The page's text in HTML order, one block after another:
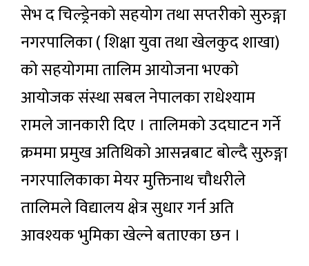
सेभ द चिल्ड्रेनको सहयोग तथा सप्तरीको सुरुङ्गा
नगरपालिका ( शिक्षा युवा तथा खेलकुद शाखा)
को सहयोगमा तालिम आयोजना भएको
आयोजक संस्था सबल नेपालका राधेश्याम
रामले जानकारी दिए । तालिमको उदघाटन गर्ने
क्रममा प्रमुख अतिथिको आसन्नबाट बोल्दै सुरुङ्गा
नगरपालिकाका मेयर मुक्तिनाथ चौधरीले
तालिमले विद्यालय क्षेत्र सुधार गर्न अति
आवश्यक भुमिका खेल्ने बताएका छन ।